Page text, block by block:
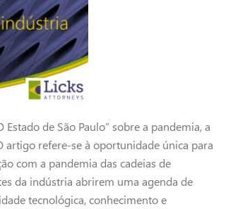
de São Paulo” sobre a pandemia, a
refere-se à oportunidade única para
com a pandemia das cadeias de
da indústria abrirem uma agenda de
tecnológica, conhecimento e